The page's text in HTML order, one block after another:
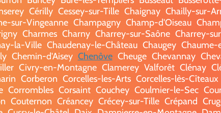
Cérilly Cessey-sur-Tille Chaignay Chailly-sur-
sur-Vingeanne Champagny Champ-d'Oiseau
Charmes Charny Charrey-sur-Saône Charrey-
la-Ville Chaudenay-le-Château Chaugey Chaume-
Chemin-d'Aisey Chenôve Cheuge Chevannay
Civry-en-Montagne Clamerey Valforêt Clénay
Corberon Corcelles-les-Arts Corcelles-lès-Cîteaux
Corrombles Corsaint Couchey Coulmier-le-Sec
Couternon Créancey Crécey-sur-Tille Crépand